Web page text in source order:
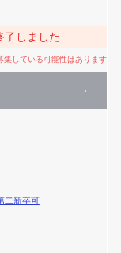
了しました
している可能性はあります
二新卒可